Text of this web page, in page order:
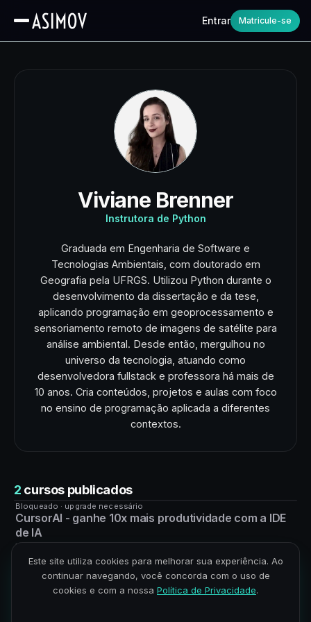
Entrar Matricule-se
Viviane Brenner
Instrutora de Python
Graduada em Engenharia de Software e
Tecnologias Ambientais, com doutorado em
Geografia pela UFRGS. Utilizou Python durante o
desenvolvimento da dissertação e da tese,
aplicando programação em geoprocessamento e
sensoriamento remoto de imagens de satélite para
análise ambiental. Desde então, mergulhou no
universo da tecnologia, atuando como
desenvolvedora fullstack e professora há mais de
10 anos. Cria conteúdos, projetos e aulas com foco
no ensino de programação aplicada a diferentes
contextos.
2 cursos publicados
CURSO
Bloqueado · upgrade necessário
CursorAI - ganhe 10x mais produtividade com a IDE
de IA
Domine a IDE CursorAI, a ferramenta mais moderna para
escrever código com IA. Aumente sua produtividade e crie
mais tempo na sua rotina!
AI Designer
Este site utiliza cookies para melhorar sua experiência. Ao
continuar navegando, você concorda com o uso de
cookies e com a nossa Política de Privacidade.